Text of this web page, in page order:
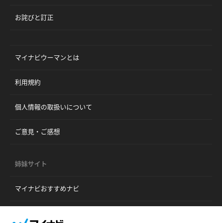
お詫びと訂正
マイナビウーマンとは
利用規約
個人情報の取扱いについて
ご意見・ご感想
姉妹サイト
マイナビおすすめナビ